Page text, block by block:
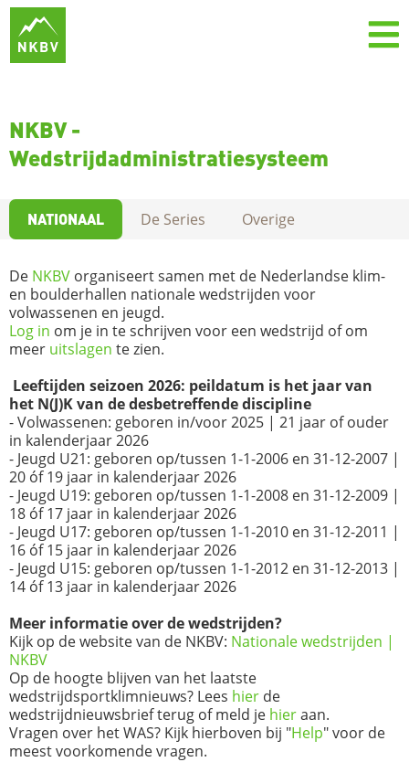
NKBV -
Wedstrijdadministratiesysteem
NATIONAAL De Series Overige
De NKBV organiseert samen met de Nederlandse klim-
en boulderhallen nationale wedstrijden voor
volwassenen en jeugd.
Log in om je in te schrijven voor een wedstrijd of om
meer uitslagen te zien.
Leeftijden seizoen 2026: peildatum is het jaar van
het N(J)K van de desbetreffende discipline
- Volwassenen: geboren in/voor 2025 | 21 jaar of ouder
in kalenderjaar 2026
- Jeugd U21: geboren op/tussen 1-1-2006 en 31-12-2007 |
20 óf 19 jaar in kalenderjaar 2026
- Jeugd U19: geboren op/tussen 1-1-2008 en 31-12-2009 |
18 óf 17 jaar in kalenderjaar 2026
- Jeugd U17: geboren op/tussen 1-1-2010 en 31-12-2011 |
16 óf 15 jaar in kalenderjaar 2026
- Jeugd U15: geboren op/tussen 1-1-2012 en 31-12-2013 |
14 óf 13 jaar in kalenderjaar 2026
Meer informatie over de wedstrijden?
Kijk op de website van de NKBV: Nationale wedstrijden |
NKBV
Op de hoogte blijven van het laatste
wedstrijdsportklimnieuws? Lees hier de
wedstrijdnieuwsbrief terug of meld je hieraan.
Vragen over het WAS? Kijk hierboven bij "Help" voor de
meest voorkomende vragen.